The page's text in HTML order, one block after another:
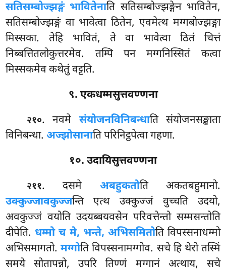
सतिसम्बोज्झङ्गं भावितेनाति सतिसम्बोज्झङ्गेन भावितेन,
सतिसम्बोज्झङ्गं वा भावेत्वा ठितेन, एवमेत्थ मग्गबोज्झङ्गा
मिस्सका. तेहि भावितं, ते वा भावेत्वा ठितं चित्तं
निब्बत्तितलोकुत्तरमेव. तम्पि पन मग्गनिस्सितं कत्वा
मिस्सकमेव कथेतुं वट्टति.
९. एकधम्मसुत्तवण्णना
२१०. नवमे संयोजनविनिबन्धाति संयोजनसङ्खाता
विनिबन्धा.अज्झोसानाति परिनिट्ठपेत्वा गहणा.
१०. उदायिसुत्तवण्णना
२११. दसमे अबहुकतोति अकतबहुमानो.
उक्कुज्जावकुज्जन्ति एत्थ उक्कुज्जं वुच्चति उदयो,
अवकुज्जं वयोति उदयब्बयवसेन परिवत्तेन्तो सम्मसन्तोति
दीपेति. धम्मो च मे, भन्ते, अभिसमितोति विपस्सनाधम्मो
अभिसमागतो.मग्गोति विपस्सनामग्गोव. सचे हि थेरो तस्मिं
समये सोतापन्नो, उपरि तिण्णं मग्गानं अत्थाय, सचे